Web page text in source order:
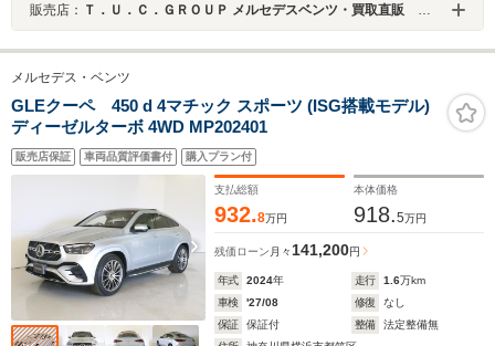
販売店： Ｔ．Ｕ．Ｃ．ＧＲＯＵＰ メルセデスベンツ・買取直販 柏インター／（株）シーリーフ
メルセデス・ベンツ
GLEクーペ 450 d 4マチック スポーツ (ISG搭載モデル)
ディーゼルターボ 4WD MP202401
販売店保証 車両品質評価書付 購入プラン付
支払総額
932.8万円
本体価格
918.5万円
残価ローン 月々 141,200円
年式 2024年 走行 1.6万km
車検
'27/08 修復
なし
保証
保証付 整備
法定整備無